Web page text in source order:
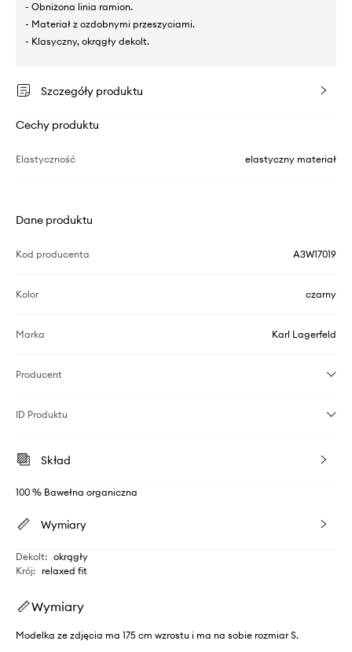
- Obniżona linia ramion.
- Materiał z ozdobnymi przeszyciami.
- Klasyczny, okrągły dekolt.
Szczegóły produktu
Cechy produktu
Elastyczność elastyczny materiał
Dane produktu
Kod producenta A3W17019
Kolor czarny
Marka Karl Lagerfeld
Producent
ID Produktu
Skład
100 % Bawełna organiczna
Wymiary
Dekolt: okrągły
Krój: relaxed fit
Wymiary
Modelka ze zdjęcia ma 175 cm wzrostu i ma na sobie rozmiar S.